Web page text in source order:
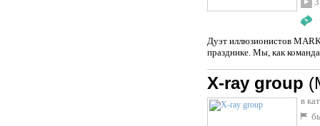
:
Дуэт иллюзионистов
празднике. Мы, как
X-ray group
в